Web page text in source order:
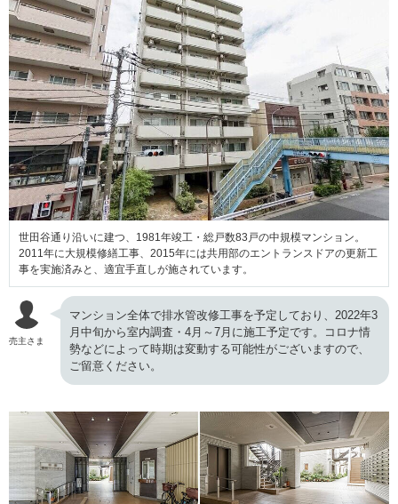
世田谷通り沿いに建つ、1981年竣工・総戸数83戸の中規模マンション。
2011年に大規模修繕工事、2015年には共用部のエントランスドアの更新工
事を実施済みと、適宜手直しが施されています。
売主さま
マンション全体で排水管改修工事を予定しており、2022年3
月中旬から室内調査・4月～7月に施工予定です。コロナ情
勢などによって時期は変動する可能性がございますので、
ご留意ください。